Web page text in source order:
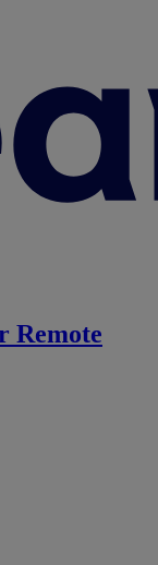
Remote